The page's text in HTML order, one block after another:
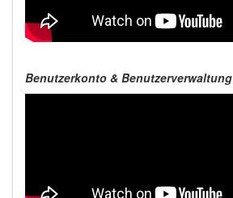
Benutzerkonto & Benutzerverwaltung